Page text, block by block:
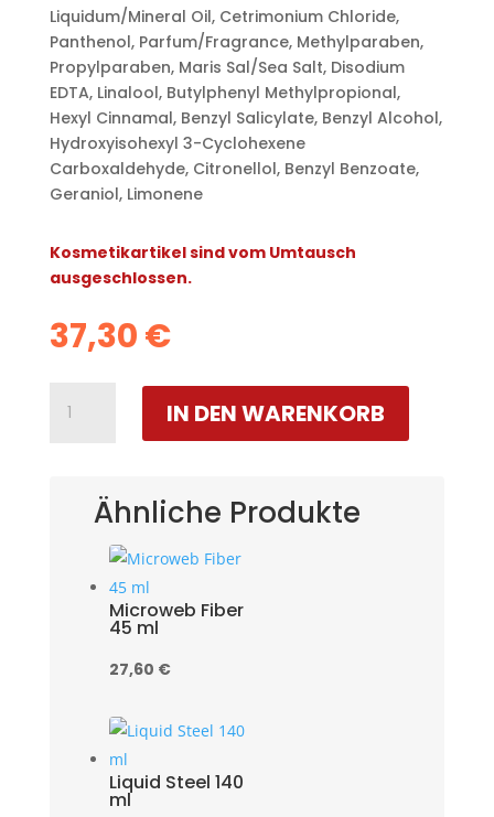
Liquidum/Mineral Oil, Cetrimonium Chloride,
Panthenol, Parfum/Fragrance, Methylparaben,
Propylparaben, Maris Sal/Sea Salt, Disodium
EDTA, Linalool, Butylphenyl Methylpropional,
Hexyl Cinnamal, Benzyl Salicylate, Benzyl Alcohol,
Hydroxyisohexyl 3-Cyclohexene
Carboxaldehyde, Citronellol, Benzyl Benzoate,
Geraniol, Limonene
Kosmetikartikel sind vom Umtausch
ausgeschlossen.
37,30€
CRÈME
IN DEN WARENKORB
Ähnliche Produkte
Microweb Fiber
45 ml
27,60 €
Liquid Steel 140
ml